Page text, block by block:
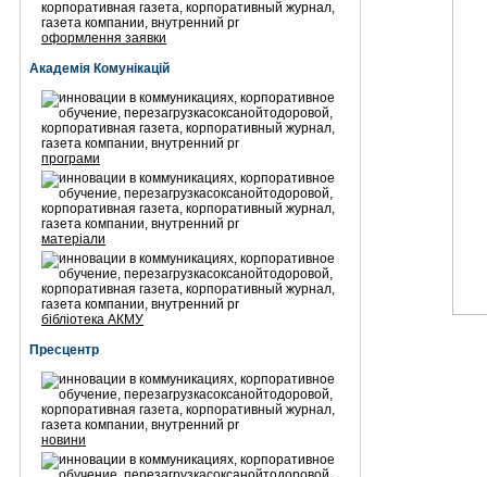
оформлення заявки
Академія Комунікацій
програми
матеріали
бібліотека АКМУ
Пресцентр
новини